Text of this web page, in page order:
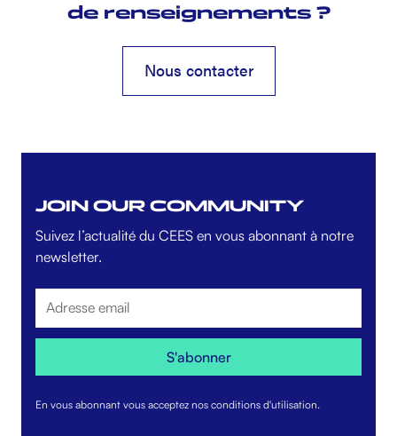
de renseignements ?
Nous contacter
Nous contacter
JOIN OUR COMMUNITY
Suivez l’actualité du CEES en vous abonnant à notre
newsletter.
En vous abonnant vous acceptez nos conditions d'utilisation.